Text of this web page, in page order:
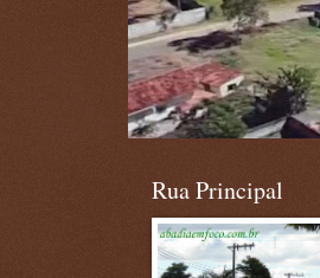
Rua Principal